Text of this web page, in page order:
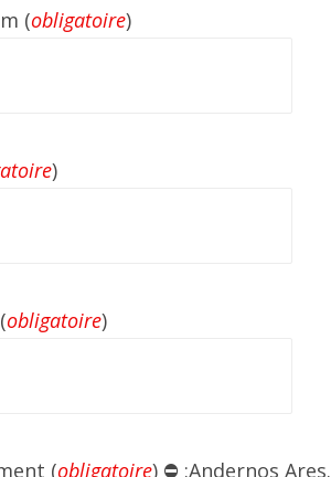
(obligatoire)
)
obligatoire)
(obligatoire) ⛔ :Andernos Ares.